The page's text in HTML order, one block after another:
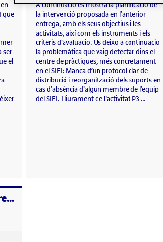
que
ser
el
A continuació es mostra la planificació de
la intervenció proposada en l’anterior
entrega, amb els seus objectius i les
activitats, així com els instruments i els
criteris d’avaluació. Us deixo a continuació
la problemàtica que vaig detectar dins el
centre de pràctiques, més concretament
en el SIEI: Manca d’un protocol clar de
distribució i reorganització dels suports en
cas d’absència d’algun membre de l’equip
del SIEI. Lliurament de l'activitat P3 …
La comunicació i el treball en equip
La comunicació i el treball en equip